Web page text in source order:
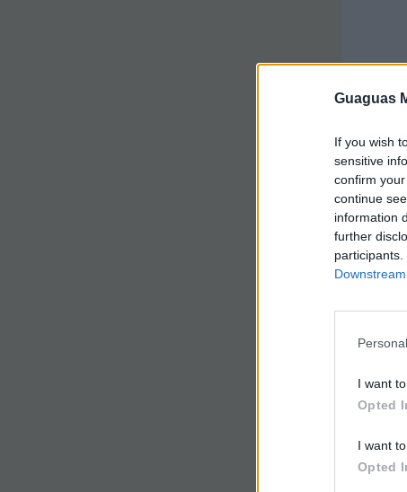
Guaguas
If you wish
sensitive
confirm
continue
information
further
I want
Opted
I want
Opted